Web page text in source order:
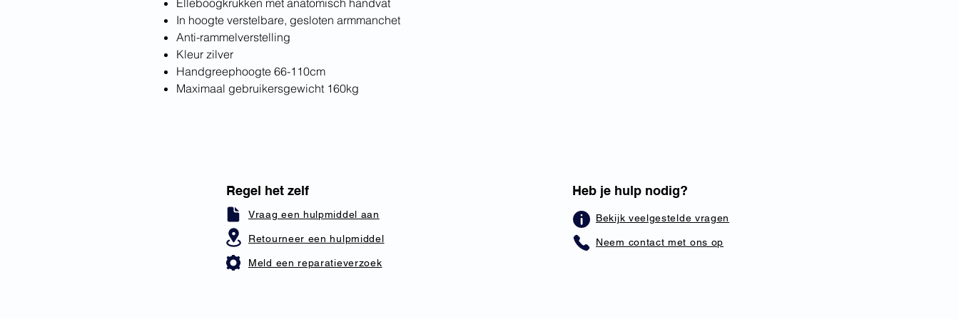
Elleboogkrukken met anatomisch handvat
In hoogte verstelbare, gesloten armmanchet
Anti-rammelverstelling
Kleur zilver
Handgreephoogte 66-110cm
Maximaal gebruikersgewicht 160kg
Regel het zelf
Vraag een hulpmiddel aan
Retourneer een hulpmiddel
Meld een reparatieverzoek
Heb je hulp nodig?
​Bekijk veelgestelde vragen
Neem contact met ons op